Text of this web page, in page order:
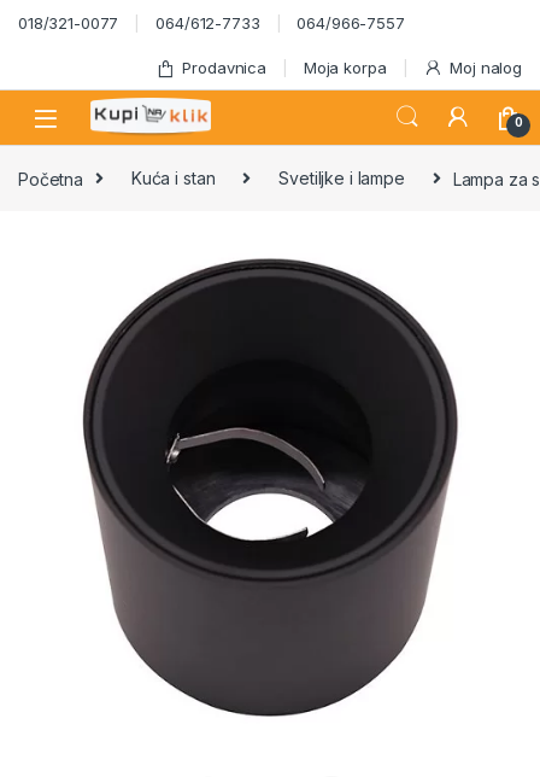
Skip to navigation
Skip to content
018/321-0077 064/612-7733 064/966-7557
Prodavnica Moja korpa Moj nalog
0
Početna Kuća i stan Svetiljke i lampe Lampa za